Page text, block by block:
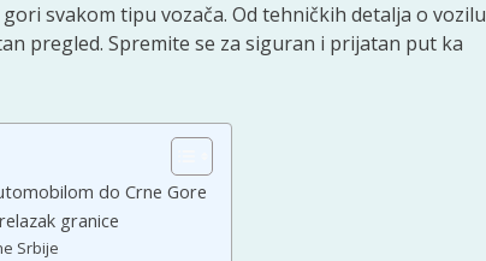
svakom tipu vozača. Od tehničkih detalja o vozilu
pregled. Spremite se za siguran i prijatan put ka
do Crne Gore
granice
Srbije